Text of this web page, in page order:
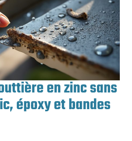
en zinc sans
époxy et bandes